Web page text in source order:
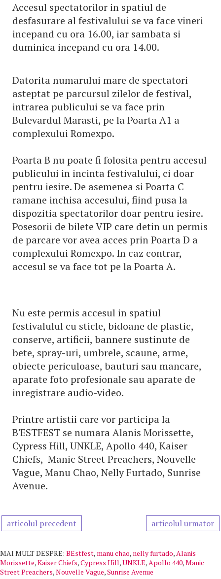
Accesul spectatorilor in spatiul de
desfasurare al festivalului se va face vineri
incepand cu ora 16.00, iar sambata si
duminica incepand cu ora 14.00.
Datorita numarului mare de spectatori
asteptat pe parcursul zilelor de festival,
intrarea publicului se va face prin
Bulevardul Marasti, pe la Poarta A1 a
complexului Romexpo.
Poarta B nu poate fi folosita pentru accesul
publicului in incinta festivalului, ci doar
pentru iesire. De asemenea si Poarta C
ramane inchisa accesului, fiind pusa la
dispozitia spectatorilor doar pentru iesire.
Posesorii de bilete VIP care detin un permis
de parcare vor avea acces prin Poarta D a
complexului Romexpo. In caz contrar,
accesul se va face tot pe la Poarta A.
Nu este permis accesul in spatiul
festivalulul cu sticle, bidoane de plastic,
conserve, artificii, bannere sustinute de
bete, spray-uri, umbrele, scaune, arme,
obiecte periculoase, bauturi sau mancare,
aparate foto profesionale sau aparate de
inregistrare audio-video.
Printre artistii care vor participa la
B'ESTFEST se numara Alanis Morissette,
Cypress Hill, UNKLE, Apollo 440, Kaiser
Chiefs, Manic Street Preachers, Nouvelle
Vague, Manu Chao, Nelly Furtado, Sunrise
Avenue.
articolul precedent articolul urmator
MAI MULT DESPRE: BEstfest, manu chao, nelly furtado,Alanis
Morissette,Kaiser Chiefs,Cypress Hill,UNKLE,Apollo 440,Manic
Street Preachers,Nouvelle Vague,Sunrise Avenue